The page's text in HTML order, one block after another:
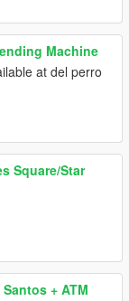
Machine
at del perro
Square/Star
+ ATM